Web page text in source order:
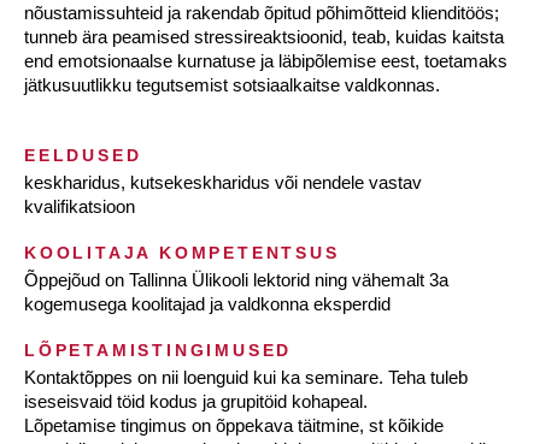
nõustamissuhteid ja rakendab õpitud põhimõtteid klienditöös;
tunneb ära peamised stressireaktsioonid, teab, kuidas kaitsta
end emotsionaalse kurnatuse ja läbipõlemise eest, toetamaks
jätkusuutlikku tegutsemist sotsiaalkaitse valdkonnas.
EELDUSED
keskharidus, kutsekeskharidus või nendele vastav
kvalifikatsioon
KOOLITAJA KOMPETENTSUS
Õppejõud on Tallinna Ülikooli lektorid ning vähemalt 3a
kogemusega koolitajad ja valdkonna eksperdid
LÕPETAMISTINGIMUSED
Kontaktõppes on nii loenguid kui ka seminare. Teha tuleb
iseseisvaid töid kodus ja grupitöid kohapeal.
Lõpetamise tingimus on õppekava täitmine, st kõikide